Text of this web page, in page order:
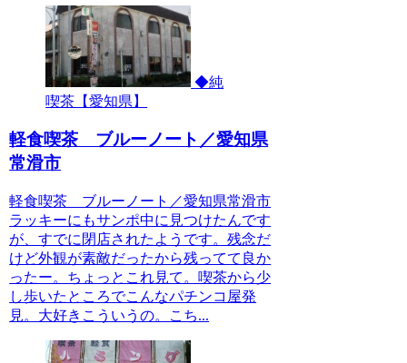
◆純
喫茶【愛知県】
軽食喫茶 ブルーノート／愛知県
常滑市
軽食喫茶 ブルーノート／愛知県常滑市
ラッキーにもサンポ中に見つけたんです
が、すでに閉店されたようです。残念だ
けど外観が素敵だったから残ってて良か
ったー。ちょっとこれ見て。喫茶から少
し歩いたところでこんなパチンコ屋発
見。大好きこういうの。こち...